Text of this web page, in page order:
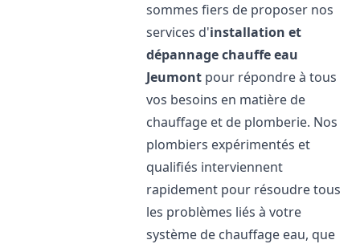
sommes fiers de proposer nos
services d'installation et
dépannage chauffe eau
Jeumont pour répondre à tous
vos besoins en matière de
chauffage et de plomberie. Nos
plombiers expérimentés et
qualifiés interviennent
rapidement pour résoudre tous
les problèmes liés à votre
système de chauffage eau, que